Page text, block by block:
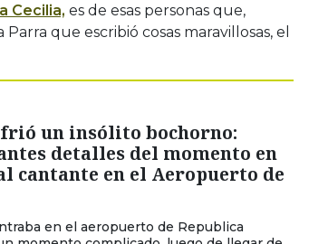
Cecilia, es de esas personas que,
que escribió cosas maravillosas, el
un insólito bochorno:
detalles del momento en
cantante en el Aeropuerto de
en el aeropuerto de Republica